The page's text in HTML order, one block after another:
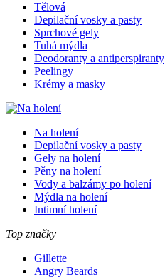
Tělová
Depilační vosky a pasty
Sprchové gely
Tuhá mýdla
Deodoranty a antiperspiranty
Peelingy
Krémy a masky
Na holení
Depilační vosky a pasty
Gely na holení
Pěny na holení
Vody a balzámy po holení
Mýdla na holení
Intimní holení
Top značky
Gillette
Angry Beards